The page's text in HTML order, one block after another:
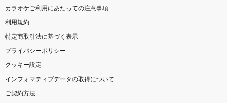
カラオケご利用にあたっての注意事項
利用規約
特定商取引法に基づく表示
プライバシーポリシー
クッキー設定
インフォマティブデータの取得について
ご契約方法